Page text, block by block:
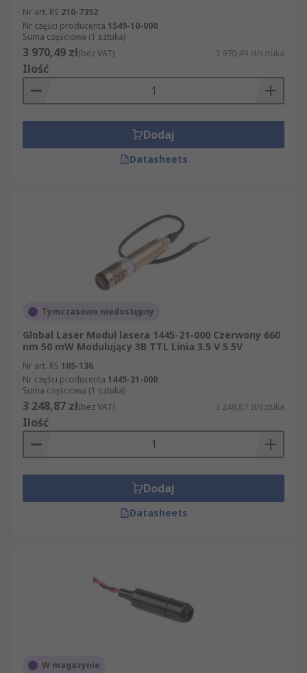
Nr art. RS 210-7352
Nr części producenta 1549-10-000
Suma częściowa (1 sztuka)
3 970,49 zł(bez VAT) 3 970,49 zł/sztuka
Ilość
Dodaj
Datasheets
Tymczasowo niedostępny
Global Laser Moduł lasera 1445-21-000 Czerwony 660
nm 50 mW Modulujący 3B TTL Linia 3.5 V 5.5V
Nr art. RS 105-136
Nr części producenta 1445-21-000
Suma częściowa (1 sztuka)
3 248,87 zł(bez VAT) 3 248,87 zł/sztuka
Ilość
Dodaj
Datasheets
W magazynie